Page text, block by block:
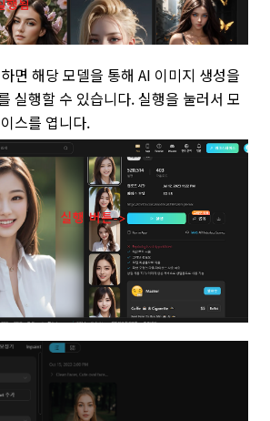
면 해당 모델을 통해 AI 이미지 생성을
실행할 수 있습니다. 실행을 눌러서 모
스를 엽니다.